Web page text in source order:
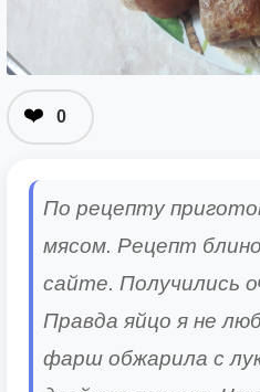
❤️ 0
По рецепту
мясом. Рецепт
сайте. Получились
Правда яйцо я не
фарш обжарила с